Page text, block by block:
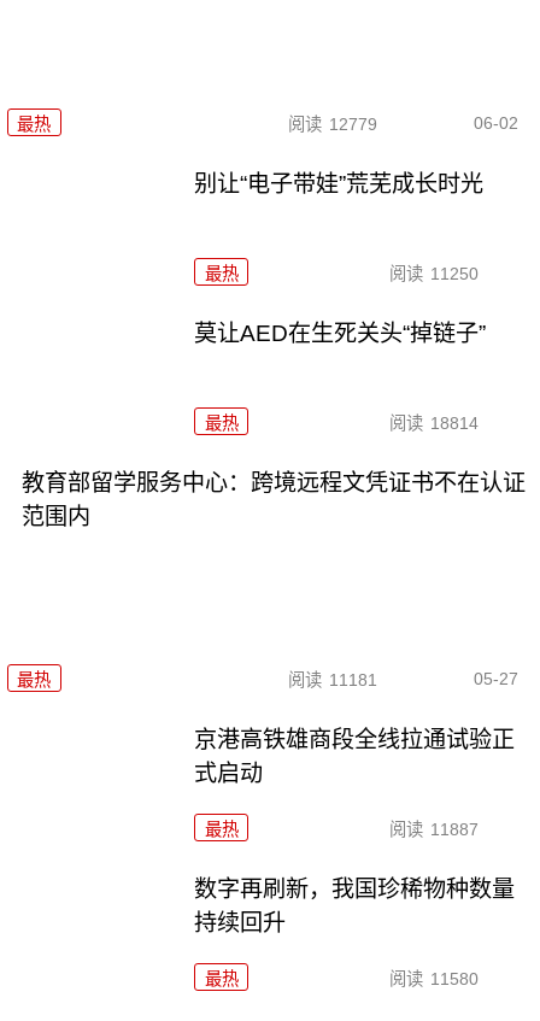
最热 阅读 12779 06-02
别让“电子带娃”荒芜成长时光
最热 阅读 11250
莫让AED在生死关头“掉链子”
最热 阅读 18814
教育部留学服务中心：跨境远程文凭证书不在认证
范围内
最热 阅读 11181 05-27
京港高铁雄商段全线拉通试验正
式启动
最热 阅读 11887
数字再刷新，我国珍稀物种数量
持续回升
最热 阅读 11580